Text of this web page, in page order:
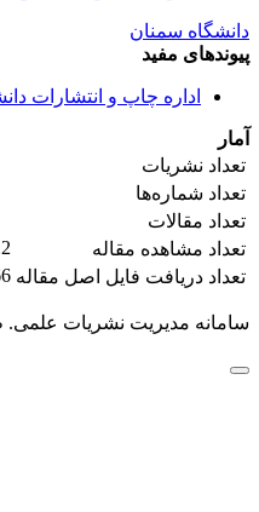
دانشگاه سمنان
پیوندهای مفید
اداره چاپ و انتشارات
آمار
تعداد نشریات
تعداد شماره‌ها
تعداد مقالات
تعداد مشاهده مقاله
تعداد دریافت فایل اصل مقاله
سامانه مدیریت نشریات علمی.